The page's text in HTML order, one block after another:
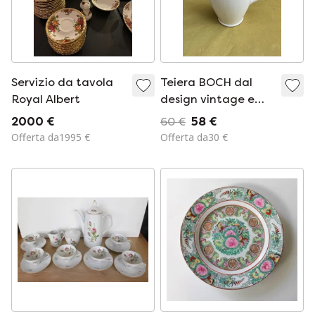
Servizio da tavola
Royal Albert
2000 €
Offerta da1995 €
Teiera BOCH dal
design vintage e
raffinato.
60 € 58 €
Offerta da30 €